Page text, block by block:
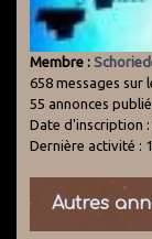
Membre :
658 messages sur
55 annonces
Date d'inscription :
Dernière activité :
Autres